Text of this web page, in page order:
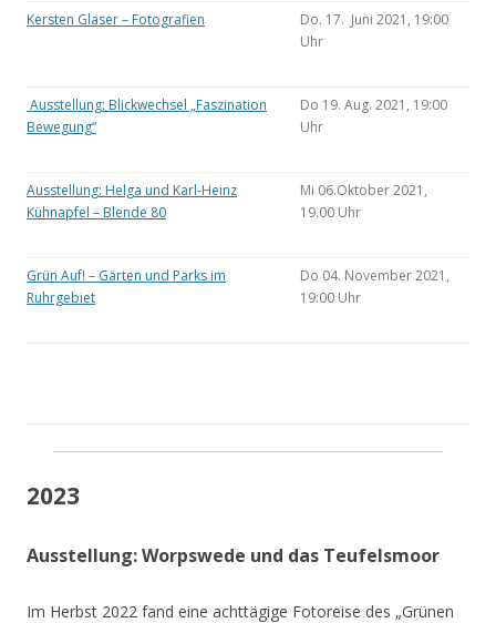
Kersten Glaser – Fotografien
Do. 17. Juni 2021, 19:00
Uhr
Ausstellung: Blickwechsel „Faszination
Bewegung“
Do 19. Aug. 2021, 19:00
Uhr
Ausstellung: Helga und Karl-Heinz
Kühnapfel – Blende 80
Mi 06.Oktober 2021,
19.00 Uhr
Grün Auf! – Gärten und Parks im
Ruhrgebiet
Do 04. November 2021,
19:00 Uhr
2023
Ausstellung: Worpswede und das Teufelsmoor
Im Herbst 2022 fand eine achttägige Fotoreise des „Grünen